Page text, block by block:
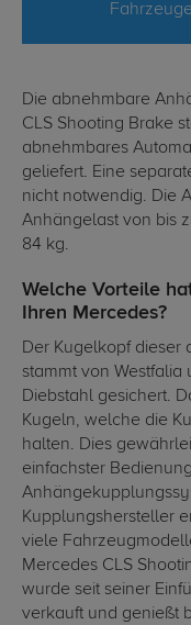
Die abnehmbare
CLS Shooting Brake
abnehmbares
geliefert. Eine
nicht notwendig. Die
Anhängelast von bis
84 kg.
Welche Vorteile
Ihren Mercedes?
Der Kugelkopf
stammt von Westfalia
Diebstahl gesichert.
Kugeln, welche die
halten. Dies
einfachster
Kupplungshersteller
viele
Mercedes CLS
wurde seit seiner
verkauft und genießt